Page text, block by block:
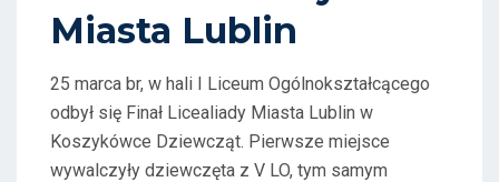
Miasta Lublin
25 marca br, w hali I Liceum Ogólnokształcącego
odbył się Finał Licealiady Miasta Lublin w
Koszykówce Dziewcząt. Pierwsze miejsce
wywalczyły dziewczęta z V LO, tym samym